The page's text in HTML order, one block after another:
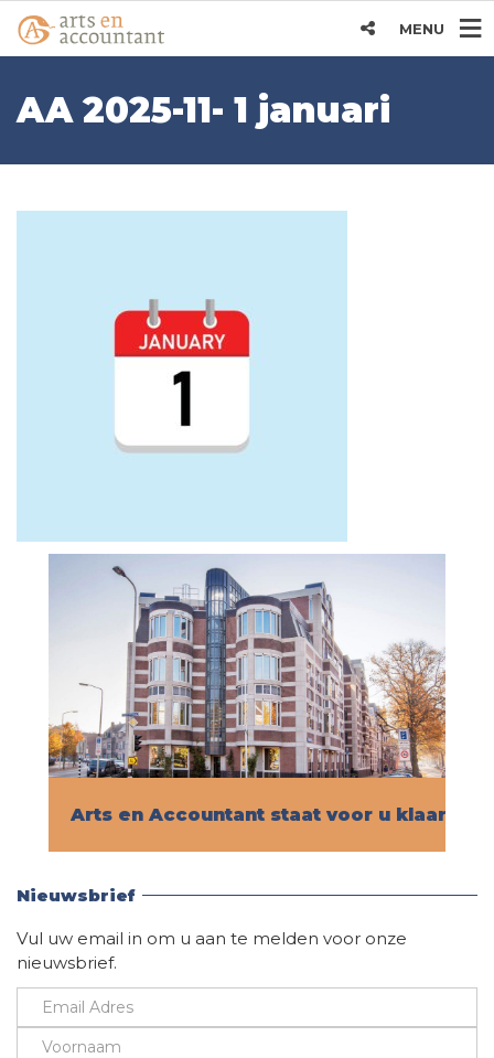
MENU
AA 2025-11- 1 januari
Arts en Accountant staat voor u klaar!
Nieuwsbrief
Vul uw email in om u aan te melden voor onze
nieuwsbrief.